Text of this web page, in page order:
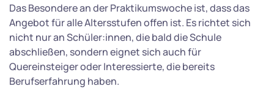
Das Besondere an der Praktikumswoche ist, dass das
Angebot für alle Altersstufen offen ist. Es richtet sich
nicht nur an Schüler:innen, die bald die Schule
abschließen, sondern eignet sich auch für
Quereinsteiger oder Interessierte, die bereits
Berufserfahrung haben.